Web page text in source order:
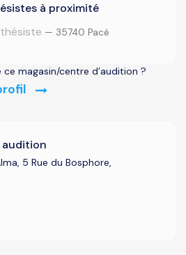
à proximité
— 35740 Pacé
magasin/centre d’audition ?
audition
5 Rue du Bosphore,